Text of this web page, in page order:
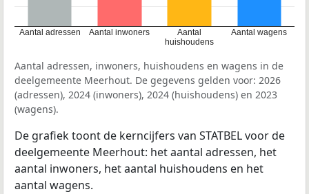
Aantal adressen Aantal inwoners
Aantal
huishoudens
Aantal wagens
Aantal adressen, inwoners, huishoudens en wagens in de
deelgemeente Meerhout. De gegevens gelden voor: 2026
(adressen), 2024 (inwoners), 2024 (huishoudens) en 2023
(wagens).
De grafiek toont de kerncijfers van STATBEL voor de
deelgemeente Meerhout: het aantal adressen, het
aantal inwoners, het aantal huishoudens en het
aantal wagens.